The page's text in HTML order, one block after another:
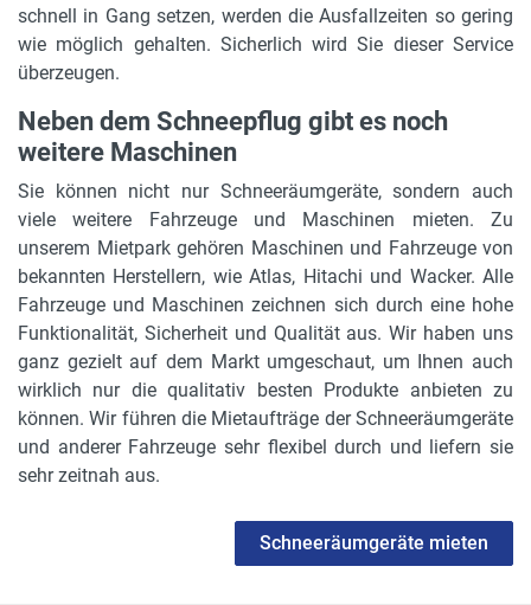
schnell in Gang setzen, werden die Ausfallzeiten so gering
wie möglich gehalten. Sicherlich wird Sie dieser Service
überzeugen.
Neben dem Schneepflug gibt es noch
weitere Maschinen
Sie können nicht nur Schneeräumgeräte, sondern auch
viele weitere Fahrzeuge und Maschinen mieten. Zu
unserem Mietpark gehören Maschinen und Fahrzeuge von
bekannten Herstellern, wie Atlas, Hitachi und Wacker. Alle
Fahrzeuge und Maschinen zeichnen sich durch eine hohe
Funktionalität, Sicherheit und Qualität aus. Wir haben uns
ganz gezielt auf dem Markt umgeschaut, um Ihnen auch
wirklich nur die qualitativ besten Produkte anbieten zu
können. Wir führen die Mietaufträge der Schneeräumgeräte
und anderer Fahrzeuge sehr flexibel durch und liefern sie
sehr zeitnah aus.
Schneeräumgeräte mieten